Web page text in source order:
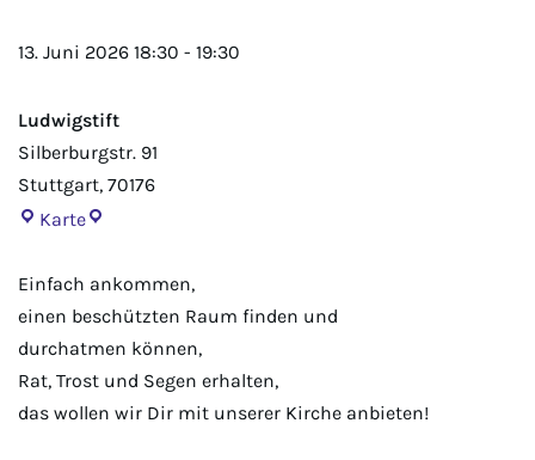
13. Juni 2026 18:30 - 19:30
Ludwigstift
Silberburgstr. 91
Stuttgart, 70176
Karte
Einfach ankommen,
einen beschützten Raum finden und
durchatmen können,
Rat, Trost und Segen erhalten,
das wollen wir Dir mit unserer Kirche anbieten!